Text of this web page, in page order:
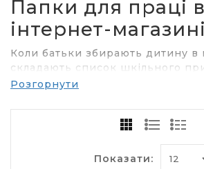
Папки для праці в
інтернет-
Коли батьки збирають дитину в
складають список шкільного
варто купити. Сюди входять не
лінійка, ножиці, клей,
вони не губилися в сумці,
інтернет-магазині
Розгорнути
Показати: